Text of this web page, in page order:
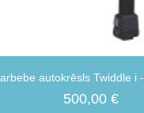
autokrēsls Twiddle i
500,00 €